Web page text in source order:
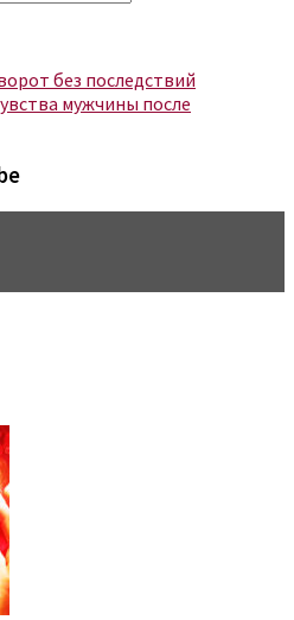
без последствий
мужчины после